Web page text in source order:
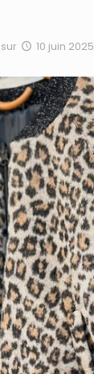
sur 10 juin 2025